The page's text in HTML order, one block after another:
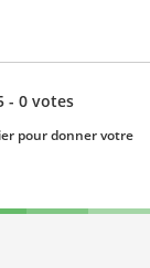
- 0 votes
pour donner votre